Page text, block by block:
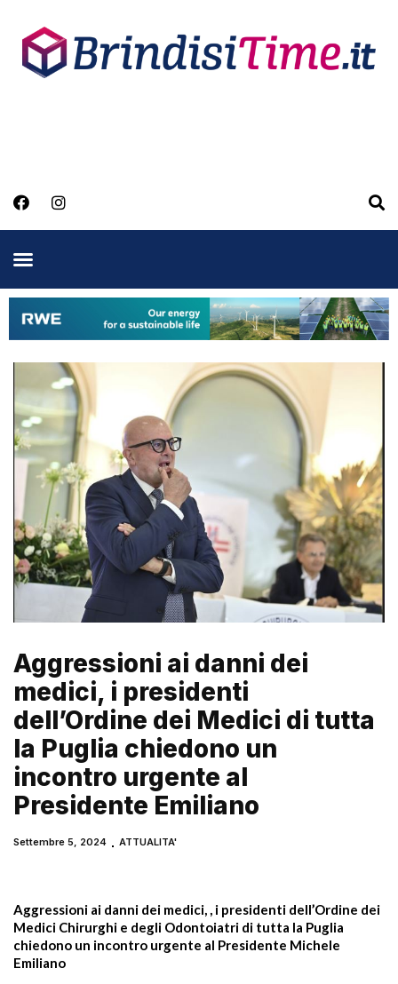
Aggressioni ai danni dei
medici, i presidenti
dell’Ordine dei Medici di tutta
la Puglia chiedono un
incontro urgente al
Presidente Emiliano
Settembre 5, 2024 ATTUALITA'
Aggressioni ai danni dei medici, , i presidenti dell’Ordine dei
Medici Chirurghi e degli Odontoiatri di tutta la Puglia
chiedono un incontro urgente al Presidente Michele
Emiliano